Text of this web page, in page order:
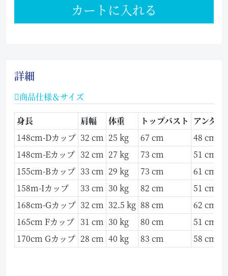
カートに入れる
詳細
商品仕様＆サイズ
身長 肩幅 体重 トップバスト
アンダー
148cm-Dカップ 32 cm 25 kg 67 cm
48 cm
148cm-Eカップ 32 cm 27 kg 73 cm
51 cm
155cm-Bカップ 33 cm 29 kg 73 cm
61 cm
158m-Iカップ
33 cm 30 kg 82 cm
51 cm
168cm-Gカップ 32 cm 32.5 kg 88 cm
62 cm
165cm Fカップ 31 cm 30 kg 80 cm
51 cm
170cm Gカップ 28 cm 40 kg 83 cm 58 cm